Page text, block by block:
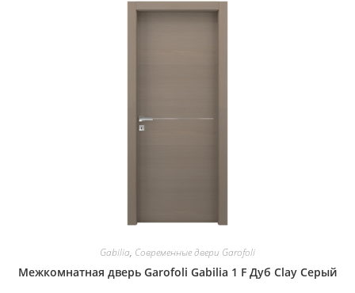
Gabilia, Современные двери Garofoli
Межкомнатная дверь Garofoli Gabilia 1 F Дуб Clay Серый